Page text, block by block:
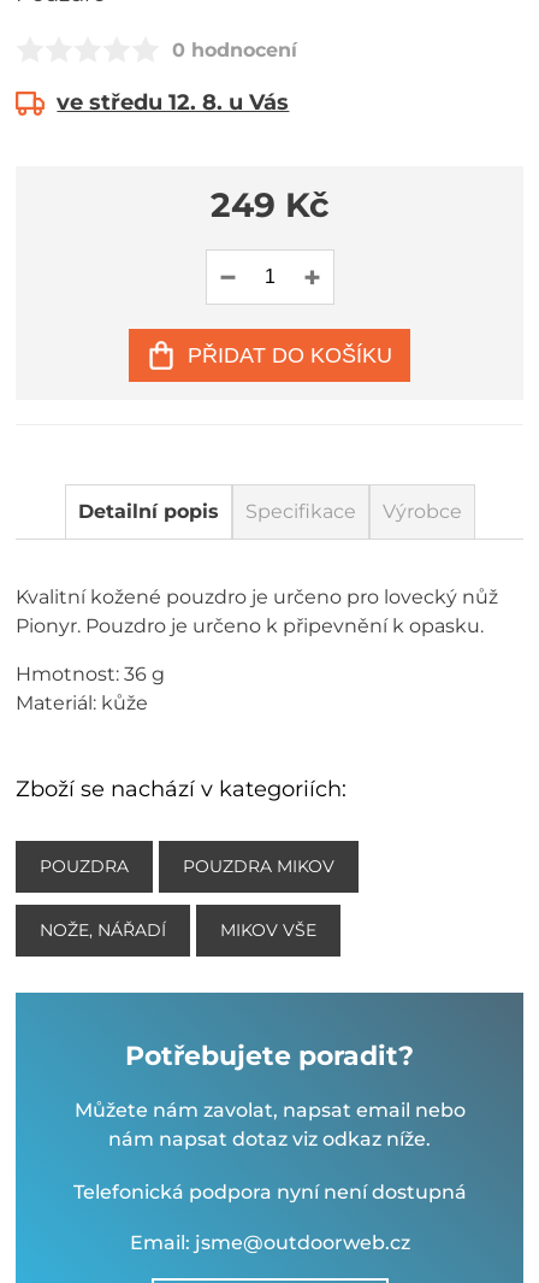
0 hodnocení
ve středu 12. 8. u Vás
249 Kč
PŘIDAT DO KOŠÍKU
Detailní popis Specifikace Výrobce
Kvalitní kožené pouzdro je určeno pro lovecký nůž
Pionyr. Pouzdro je určeno k připevnění k opasku.
Hmotnost: 36 g
Materiál: kůže
Zboží se nachází v kategoriích:
POUZDRA POUZDRA MIKOV
NOŽE, NÁŘADÍ MIKOV VŠE
Potřebujete poradit?
Můžete nám zavolat, napsat email nebo
nám napsat dotaz viz odkaz níže.
Telefonická podpora nyní není dostupná
Email: jsme@outdoorweb.cz